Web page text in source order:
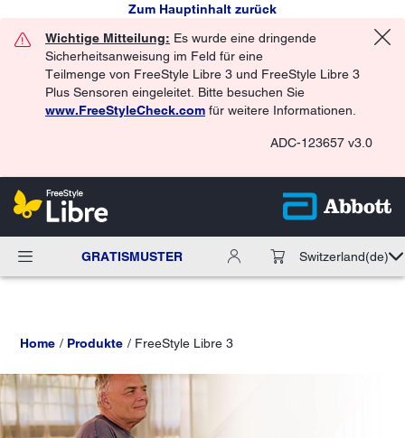
Zum Hauptinhalt zurück
Wichtige Mitteilung: Es wurde eine dringende
Sicherheitsanweisung im Feld für eine
Teilmenge von FreeStyle Libre 3 und FreeStyle Libre 3
Plus Sensoren eingeleitet. Bitte besuchen Sie
www.FreeStyleCheck.com für weitere Informationen.
ADC-123657 v3.0
GRATISMUSTER Switzerland(de)
Home Produkte FreeStyle Libre 3